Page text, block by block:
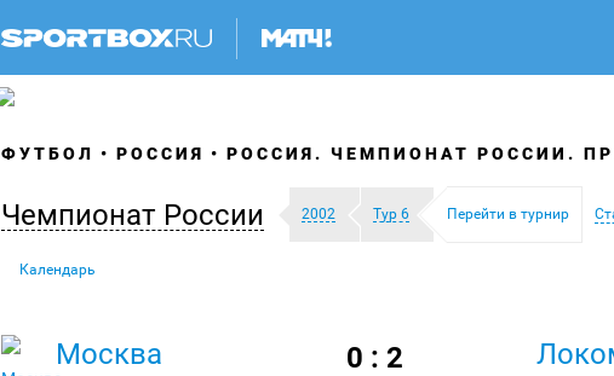
ФУТБОЛ РОССИЯ РОССИЯ. ЧЕМПИОНАТ РОССИИ.
Чемпионат России 2002 Тур 6 Перейти в турнир
Календарь
Москва 0 : 2